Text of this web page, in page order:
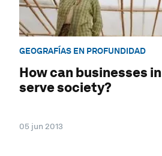
GEOGRAFÍAS EN PROFUNDIDAD
How can businesses
serve society?
05 jun 2013